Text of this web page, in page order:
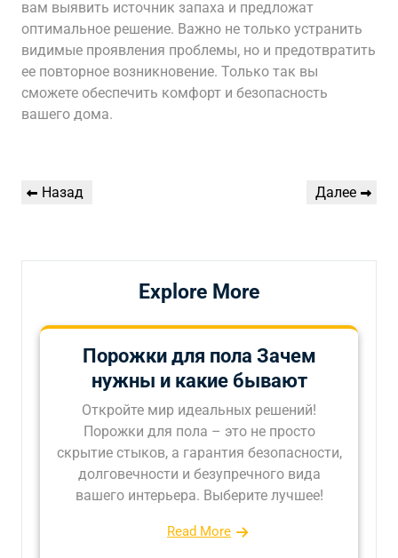
вам выявить источник запаха и предложат
оптимальное решение. Важно не только устранить
видимые проявления проблемы‚ но и предотвратить
ее повторное возникновение. Только так вы
сможете обеспечить комфорт и безопасность
вашего дома.
Навигация
Предыдущая
Назад
Следующая
Далее
Explore More
Порожки для пола Зачем
нужны и какие бывают
Откройте мир идеальных решений!
Порожки для пола – это не просто
скрытие стыков, а гарантия безопасности,
долговечности и безупречного вида
вашего интерьера. Выберите лучшее!
Read More